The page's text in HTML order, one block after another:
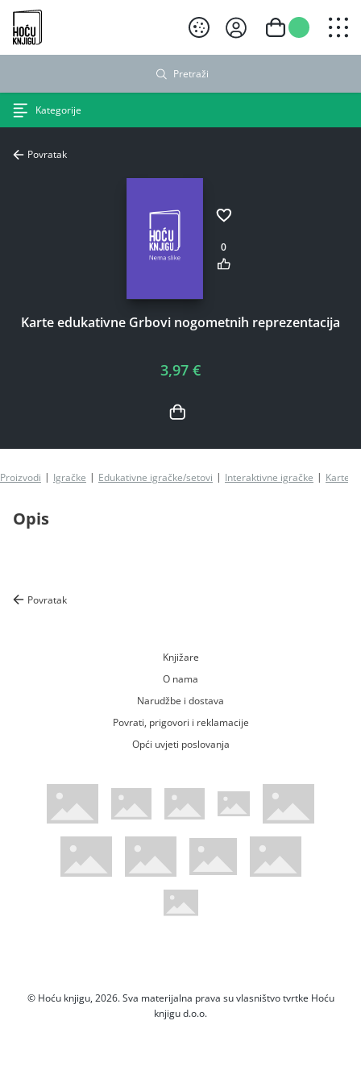
Hoću knjigu crni logo
Pretraži
Kategorije
Povratak
0
Karte edukativne Grbovi nogometnih reprezentacija
3,97 €
Proizvodi Igračke Edukativne igračke/setovi Interaktivne igračke Karte
Opis
Povratak
Knjižare
O nama
Narudžbe i dostava
Povrati, prigovori i reklamacije
Opći uvjeti poslovanja
WsPay web stranicaMaestro web stranicaMastercard web stranicaAmerican Express web stranica
Visa web stranica
Diners web stranicaTrustwave certificiranoMastercard sigurnosni kod web
Pci Dss certificirano
Verified by Visa web stranica
© Hoću knjigu, 2026. Sva materijalna prava su vlasništvo tvrtke Hoću
knjigu d.o.o.